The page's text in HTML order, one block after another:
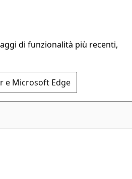
di funzionalità più recenti,
e Microsoft Edge